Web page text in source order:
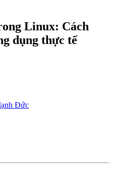
Linux: Cách
dụng thực tế
Đức